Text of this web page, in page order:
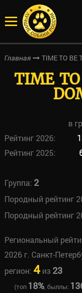
Главная TIME TO BE
TIME
в
Рейтинг 2026:
Рейтинг 2025:
Группа: 2
Породный рейтинг
Породный рейтинг
Региональный
2026 г. Санкт-
регион: 4из 23
(топ 18%, быллы: